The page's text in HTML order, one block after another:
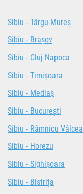
Sibiu - Târgu-Mureș
Sibiu - Brașov
Sibiu - Cluj Napoca
Sibiu - Timișoara
Sibiu - Mediaș
Sibiu - București
Sibiu - Râmnicu Vâlcea
Sibiu - Horezu
Sibiu - Sighișoara
Sibiu - Bistrița